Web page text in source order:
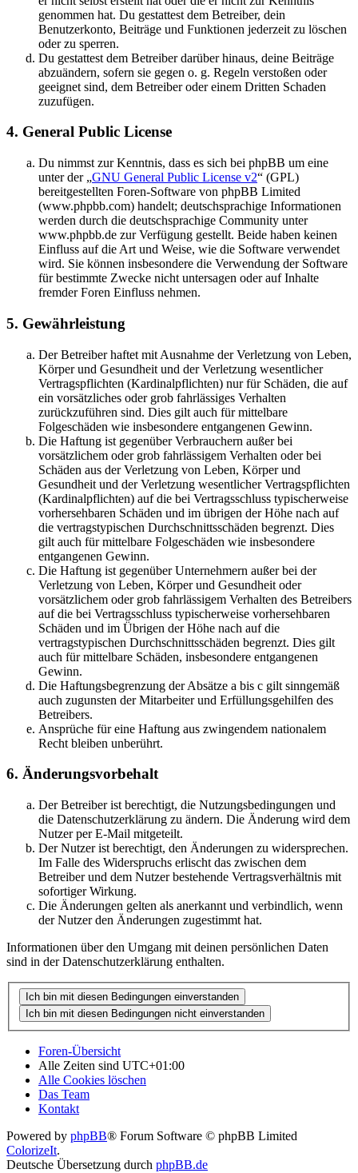
genommen hat. Du gestattest dem Betreiber, dein
Benutzerkonto, Beiträge und Funktionen jederzeit zu löschen
oder zu sperren.
Du gestattest dem Betreiber darüber hinaus, deine Beiträge
abzuändern, sofern sie gegen o. g. Regeln verstoßen oder
geeignet sind, dem Betreiber oder einem Dritten Schaden
zuzufügen.
4. General Public License
Du nimmst zur Kenntnis, dass es sich bei phpBB um eine
unter der „GNU General Public License v2“ (GPL)
bereitgestellten Foren-Software von phpBB Limited
(www.phpbb.com) handelt; deutschsprachige Informationen
werden durch die deutschsprachige Community unter
www.phpbb.de zur Verfügung gestellt. Beide haben keinen
Einfluss auf die Art und Weise, wie die Software verwendet
wird. Sie können insbesondere die Verwendung der Software
für bestimmte Zwecke nicht untersagen oder auf Inhalte
fremder Foren Einfluss nehmen.
5. Gewährleistung
Der Betreiber haftet mit Ausnahme der Verletzung von Leben,
Körper und Gesundheit und der Verletzung wesentlicher
Vertragspflichten (Kardinalpflichten) nur für Schäden, die auf
ein vorsätzliches oder grob fahrlässiges Verhalten
zurückzuführen sind. Dies gilt auch für mittelbare
Folgeschäden wie insbesondere entgangenen Gewinn.
Die Haftung ist gegenüber Verbrauchern außer bei
vorsätzlichem oder grob fahrlässigem Verhalten oder bei
Schäden aus der Verletzung von Leben, Körper und
Gesundheit und der Verletzung wesentlicher Vertragspflichten
(Kardinalpflichten) auf die bei Vertragsschluss typischerweise
vorhersehbaren Schäden und im übrigen der Höhe nach auf
die vertragstypischen Durchschnittsschäden begrenzt. Dies
gilt auch für mittelbare Folgeschäden wie insbesondere
entgangenen Gewinn.
Die Haftung ist gegenüber Unternehmern außer bei der
Verletzung von Leben, Körper und Gesundheit oder
vorsätzlichem oder grob fahrlässigem Verhalten des Betreibers
auf die bei Vertragsschluss typischerweise vorhersehbaren
Schäden und im Übrigen der Höhe nach auf die
vertragstypischen Durchschnittsschäden begrenzt. Dies gilt
auch für mittelbare Schäden, insbesondere entgangenen
Gewinn.
Die Haftungsbegrenzung der Absätze a bis c gilt sinngemäß
auch zugunsten der Mitarbeiter und Erfüllungsgehilfen des
Betreibers.
Ansprüche für eine Haftung aus zwingendem nationalem
Recht bleiben unberührt.
6. Änderungsvorbehalt
Der Betreiber ist berechtigt, die Nutzungsbedingungen und
die Datenschutzerklärung zu ändern. Die Änderung wird dem
Nutzer per E-Mail mitgeteilt.
Der Nutzer ist berechtigt, den Änderungen zu widersprechen.
Im Falle des Widerspruchs erlischt das zwischen dem
Betreiber und dem Nutzer bestehende Vertragsverhältnis mit
sofortiger Wirkung.
Die Änderungen gelten als anerkannt und verbindlich, wenn
der Nutzer den Änderungen zugestimmt hat.
Informationen über den Umgang mit deinen persönlichen Daten
sind in der Datenschutzerklärung enthalten.
Foren-Übersicht
Alle Zeiten sind UTC+01:00
Alle Cookies löschen
Das Team
Kontakt
Powered by phpBB® Forum Software © phpBB Limited
ColorizeIt.
Deutsche Übersetzung durch phpBB.de